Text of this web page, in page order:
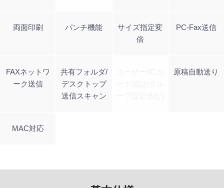
両面印刷 パンチ機能
サイズ指定変
倍
PC-Fax送信
FAXネットワ
ーク送信
共有フォルダ/
デスクトップ
送信スキャン
原稿自動送り
MAC対応